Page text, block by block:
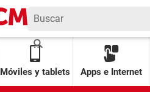
Móviles y tablets Apps e Internet